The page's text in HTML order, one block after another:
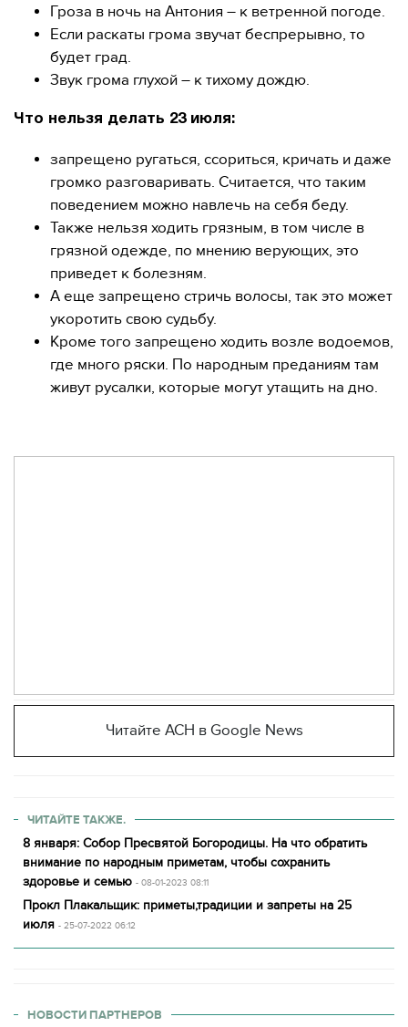
Гроза в ночь на Антония – к ветренной погоде.
Если раскаты грома звучат беспрерывно, то
будет град.
Звук грома глухой – к тихому дождю.
Что нельзя делать 23 июля:
запрещено ругаться, ссориться, кричать и даже
громко разговаривать. Считается, что таким
поведением можно навлечь на себя беду.
Также нельзя ходить грязным, в том числе в
грязной одежде, по мнению верующих, это
приведет к болезням.
А еще запрещено стричь волосы, так это может
укоротить свою судьбу.
Кроме того запрещено ходить возле водоемов,
где много ряски. По народным преданиям там
живут русалки, которые могут утащить на дно.
Читайте АСН в Google News
ЧИТАЙТЕ ТАКЖЕ.
8 января: Собор Пресвятой Богородицы. На что обратить
внимание по народным приметам, чтобы сохранить
здоровье и семью - 08-01-2023 08:11
Прокл Плакальщик: приметы,традиции и запреты на 25
июля - 25-07-2022 06:12
НОВОСТИ ПАРТНЕРОВ